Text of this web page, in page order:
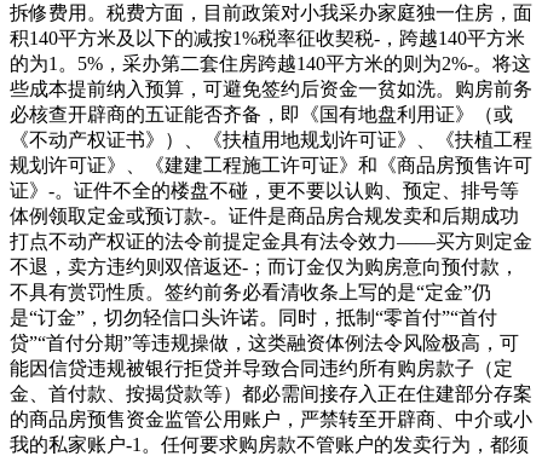
拆修费用。税费方面，目前政策对小我采办家庭独一住房，面
积140平方米及以下的减按1%税率征收契税-，跨越140平方米
的为1。5%，采办第二套住房跨越140平方米的则为2%-。将这
些成本提前纳入预算，可避免签约后资金一贫如洗。购房前务
必核查开辟商的五证能否齐备，即《国有地盘利用证》（或
《不动产权证书》）、《扶植用地规划许可证》、《扶植工程
规划许可证》、《建建工程施工许可证》和《商品房预售许可
证》-。证件不全的楼盘不碰，更不要以认购、预定、排号等
体例领取定金或预订款-。证件是商品房合规发卖和后期成功
打点不动产权证的法令前提定金具有法令效力——买方则定金
不退，卖方违约则双倍返还-；而订金仅为购房意向预付款，
不具有赏罚性质。签约前务必看清收条上写的是“定金”仍
是“订金”，切勿轻信口头许诺。同时，抵制“零首付”“首付
贷”“首付分期”等违规操做，这类融资体例法令风险极高，可
能因信贷违规被银行拒贷并导致合同违约所有购房款子（定
金、首付款、按揭贷款等）都必需间接存入正在住建部分存案
的商品房预售资金监管公用账户，严禁转至开辟商、中介或小
我的私家账户-1。任何要求购房款不管账户的发卖行为，都须